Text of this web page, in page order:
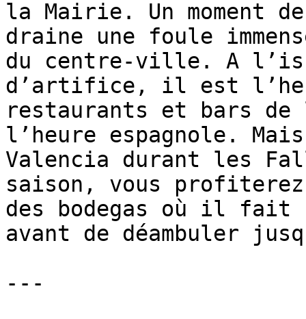
la Mairie. Un moment
draine une foule
du centre-ville. A
d’artifice, il est
restaurants et bars
l’heure espagnole.
Valencia durant les
saison, vous
des bodegas où il fait
avant de déambuler
---